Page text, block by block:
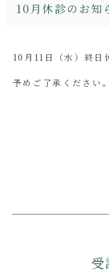
10月休診のお知
10月11日（水）終日
予めご了承ください。
受